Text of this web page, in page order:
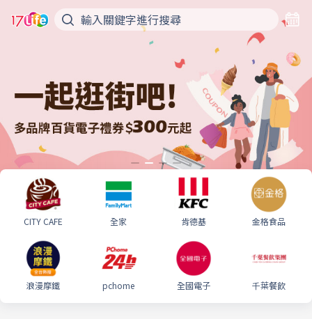
CITY CAFE 全家 肯德基 金格食品
浪漫摩鐵 pchome 全國電子 千葉餐飲